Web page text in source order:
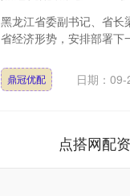
黑龙江省委副书记、省长
省经济形势，安排部署下
鼎冠优配 日期：09-
点搭网配